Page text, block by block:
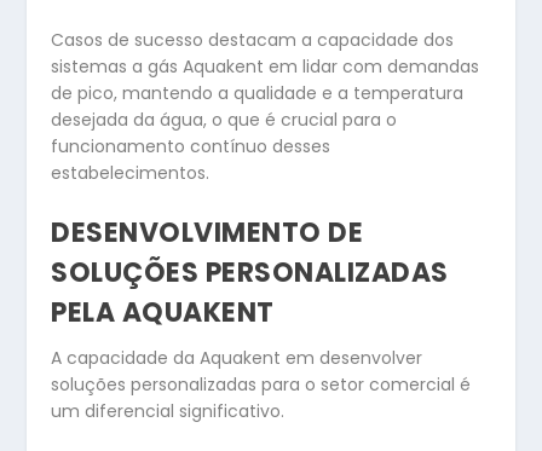
Casos de sucesso destacam a capacidade dos
sistemas a gás Aquakent em lidar com demandas
de pico, mantendo a qualidade e a temperatura
desejada da água, o que é crucial para o
funcionamento contínuo desses
estabelecimentos.
DESENVOLVIMENTO DE
SOLUÇÕES PERSONALIZADAS
PELA AQUAKENT
A capacidade da Aquakent em desenvolver
soluções personalizadas para o setor comercial é
um diferencial significativo.